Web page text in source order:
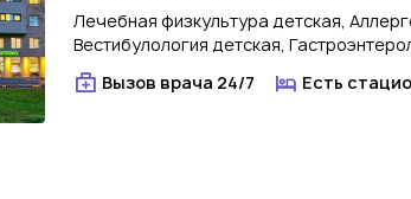
Лечебная физкультура детская,
Вестибулология детская,
Вызов врача 24/7
Есть